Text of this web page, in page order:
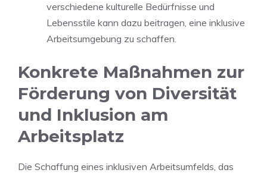
⁤verschiedene kulturelle Bedürfnisse und
Lebensstile kann dazu beitragen, eine inklusive ​
Arbeitsumgebung zu schaffen.
Konkrete Maßnahmen zur
Förderung von Diversität
und Inklusion am
Arbeitsplatz
Die Schaffung eines inklusiven Arbeitsumfelds, das​